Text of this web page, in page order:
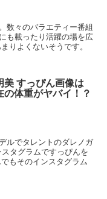
数々のバラエティー番組
も載ったり活躍の場を広
りよくないそうです。
美 すっぴん画像は
の体重がヤバイ！？
ルでタレントのダレノガ
タグラムですっぴんを
もそのインスタグラム